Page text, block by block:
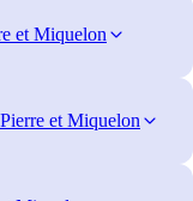
et Miquelon
et Miquelon